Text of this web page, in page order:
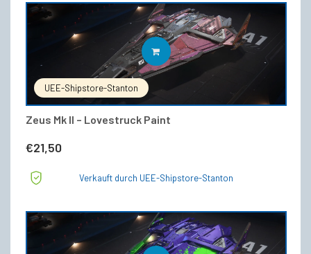
€193,00 €179,00.
UEE-Shipstore-Stanton
Zeus Mk II – Lovestruck Paint
€21,50
IN DEN WARENKORB
Verkauft durch UEE-Shipstore-Stanton